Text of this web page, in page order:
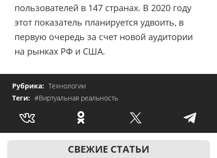
пользователей в 147 странах. В 2020 году
этот показатель планируется удвоить, в
первую очередь за счет новой аудитории
на рынках РФ и США.
Рубрика: Технологии
Теги: #Виртуальная реальность
СВЕЖИЕ СТАТЬИ